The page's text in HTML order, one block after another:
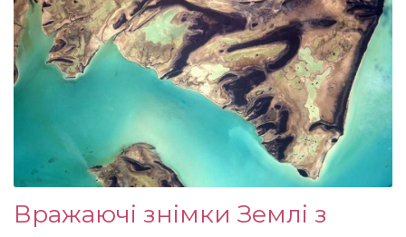
Вражаючі знімки Землі з